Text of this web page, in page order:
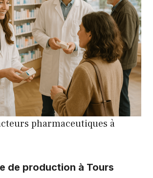
pharmaceutiques à
de production à Tours